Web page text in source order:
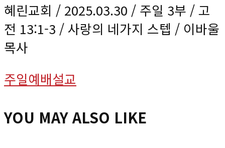
혜린교회 / 2025.03.30 / 주일 3부 / 고
전 13:1-3 / 사랑의 네가지 스텝 / 이바울
목사
주일예배설교
YOU MAY ALSO LIKE